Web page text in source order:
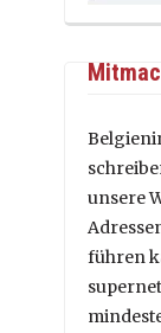
unsere
führen